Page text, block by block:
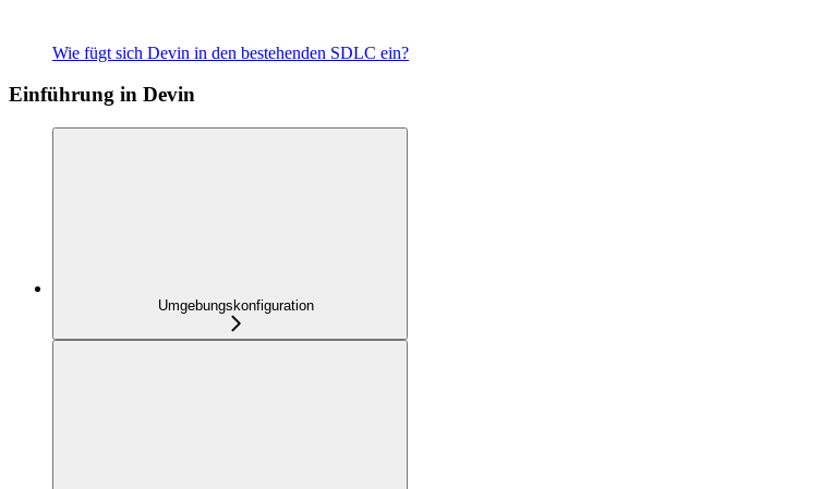
Wie fügt sich Devin in den bestehenden SDLC ein?
Einführung in Devin
Umgebungskonfiguration